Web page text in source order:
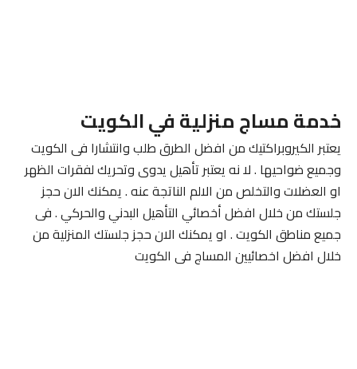
خدمة مساج منزلية في الكويت
يعتبر الكيروبراكتيك من افضل الطرق طلب وانتشارا فى الكويت
وجميع ضواحيها . لا نه يعتبر تأهيل يدوى وتحريك لفقرات الظهر
او العضلات والتخلص من الالم الناتجة عنه . يمكنك الان حجز
جلستك من خلال افضل أخصائي التأهيل البدني والحركي . فى
جميع مناطق الكويت . او يمكنك الان حجز جلستك المنزلية من
خلال افضل اخصائيين المساج فى الكويت